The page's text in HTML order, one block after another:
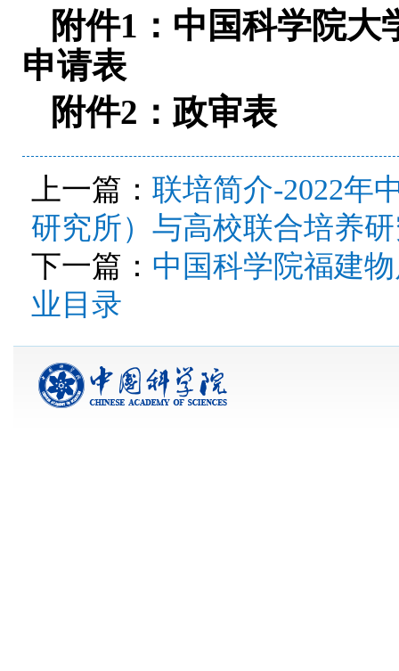
附件1：中国科学院大
申请表
附件2：政审表
上一篇： 联培简介-2022年
研究所）与高校联合培养
下一篇： 中国科学院福建
业目录